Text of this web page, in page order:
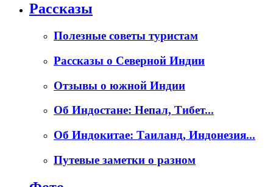
Рассказы
Полезные советы туристам
Рассказы о Северной Индии
Отзывы о южной Индии
Об Индостане: Непал, Тибет...
Об Индокитае: Таиланд, Индонезия...
Путевые заметки о разном